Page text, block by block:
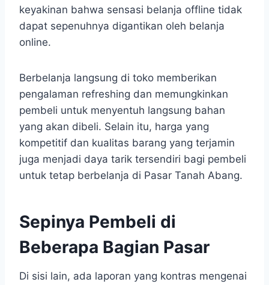
keyakinan bahwa sensasi belanja offline tidak
dapat sepenuhnya digantikan oleh belanja
online.
Berbelanja langsung di toko memberikan
pengalaman refreshing dan memungkinkan
pembeli untuk menyentuh langsung bahan
yang akan dibeli. Selain itu, harga yang
kompetitif dan kualitas barang yang terjamin
juga menjadi daya tarik tersendiri bagi pembeli
untuk tetap berbelanja di Pasar Tanah Abang.
Sepinya Pembeli di
Beberapa Bagian Pasar
Di sisi lain, ada laporan yang kontras mengenai